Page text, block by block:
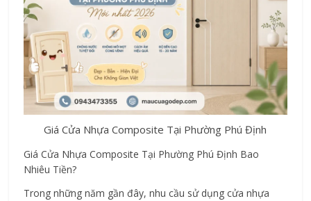
Giá Cửa Nhựa Composite Tại Phường Phú Định
Giá Cửa Nhựa Composite Tại Phường Phú Định Bao
Nhiêu Tiền?
Trong những năm gần đây, nhu cầu sử dụng cửa nhựa